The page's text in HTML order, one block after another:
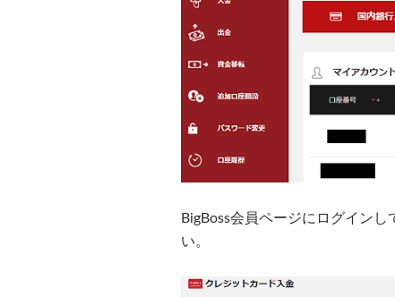
BigBoss会員ページにログイン
い。